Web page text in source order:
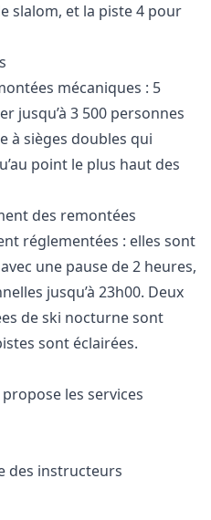
slalom, et la piste 4 pour
mécaniques : 5
jusqu’à 3 500 personnes
à sièges doubles qui
point le plus haut des
des remontées
réglementées : elles sont
une pause de 2 heures,
jusqu’à 23h00. Deux
de ski nocturne sont
sont éclairées.
les services
des instructeurs